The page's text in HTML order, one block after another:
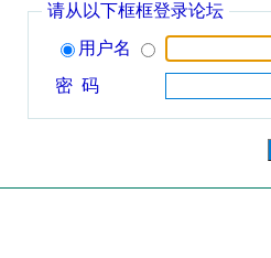
请从以下框框登录论坛
用户名
密 码